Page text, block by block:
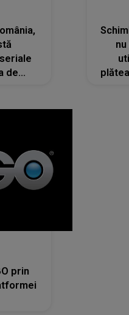
de
prin